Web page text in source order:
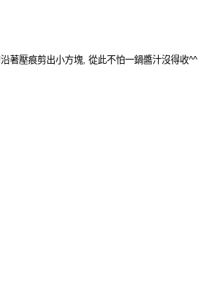
著壓痕剪出小方塊, 從此不怕一鍋醬汁沒得收^^